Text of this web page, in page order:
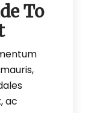
To
ac